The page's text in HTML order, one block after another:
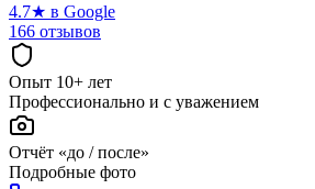
4.7★ в Google
166 отзывов
Опыт 10+ лет
Профессионально и с уважением
Отчёт «до / после»
Подробные фото